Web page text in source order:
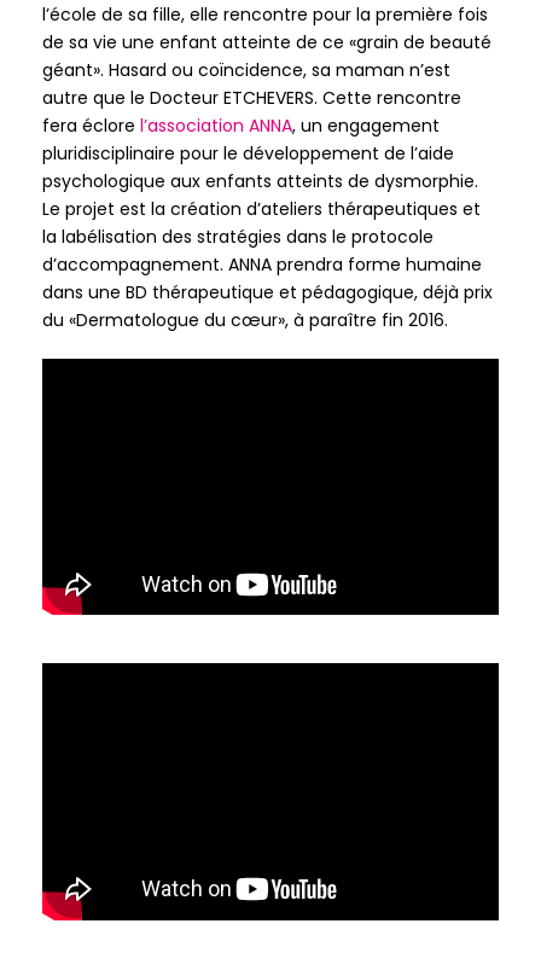
l’école de sa fille, elle rencontre pour la première fois
de sa vie une enfant atteinte de ce «grain de beauté
géant». Hasard ou coïncidence, sa maman n’est
autre que le Docteur ETCHEVERS. Cette rencontre
fera éclore l’association ANNA, un engagement
pluridisciplinaire pour le développement de l’aide
psychologique aux enfants atteints de dysmorphie.
Le projet est la création d’ateliers thérapeutiques et
la labélisation des stratégies dans le protocole
d’accompagnement. ANNA prendra forme humaine
dans une BD thérapeutique et pédagogique, déjà prix
du «Dermatologue du cœur», à paraître fin 2016.